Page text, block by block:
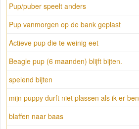
Pup/puber speelt anders
Pup vanmorgen op de bank geplast
Actieve pup die te weinig eet
Beagle pup (6 maanden) blijft bijten.
spelend bijten
mijn puppy durft niet plassen als ik er ben
blaffen naar baas